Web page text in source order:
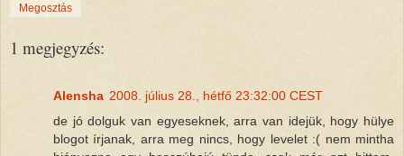
Megosztás
1 megjegyzés:
Alensha 2008. július 28., hétfő 23:32:00 CEST
de jó dolguk van egyeseknek, arra van idejük, hogy hülye
blogot írjanak, arra meg nincs, hogy levelet :( nem mintha